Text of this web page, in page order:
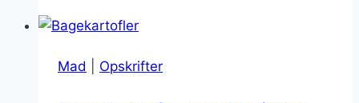
eller
Mad
Opskrifter